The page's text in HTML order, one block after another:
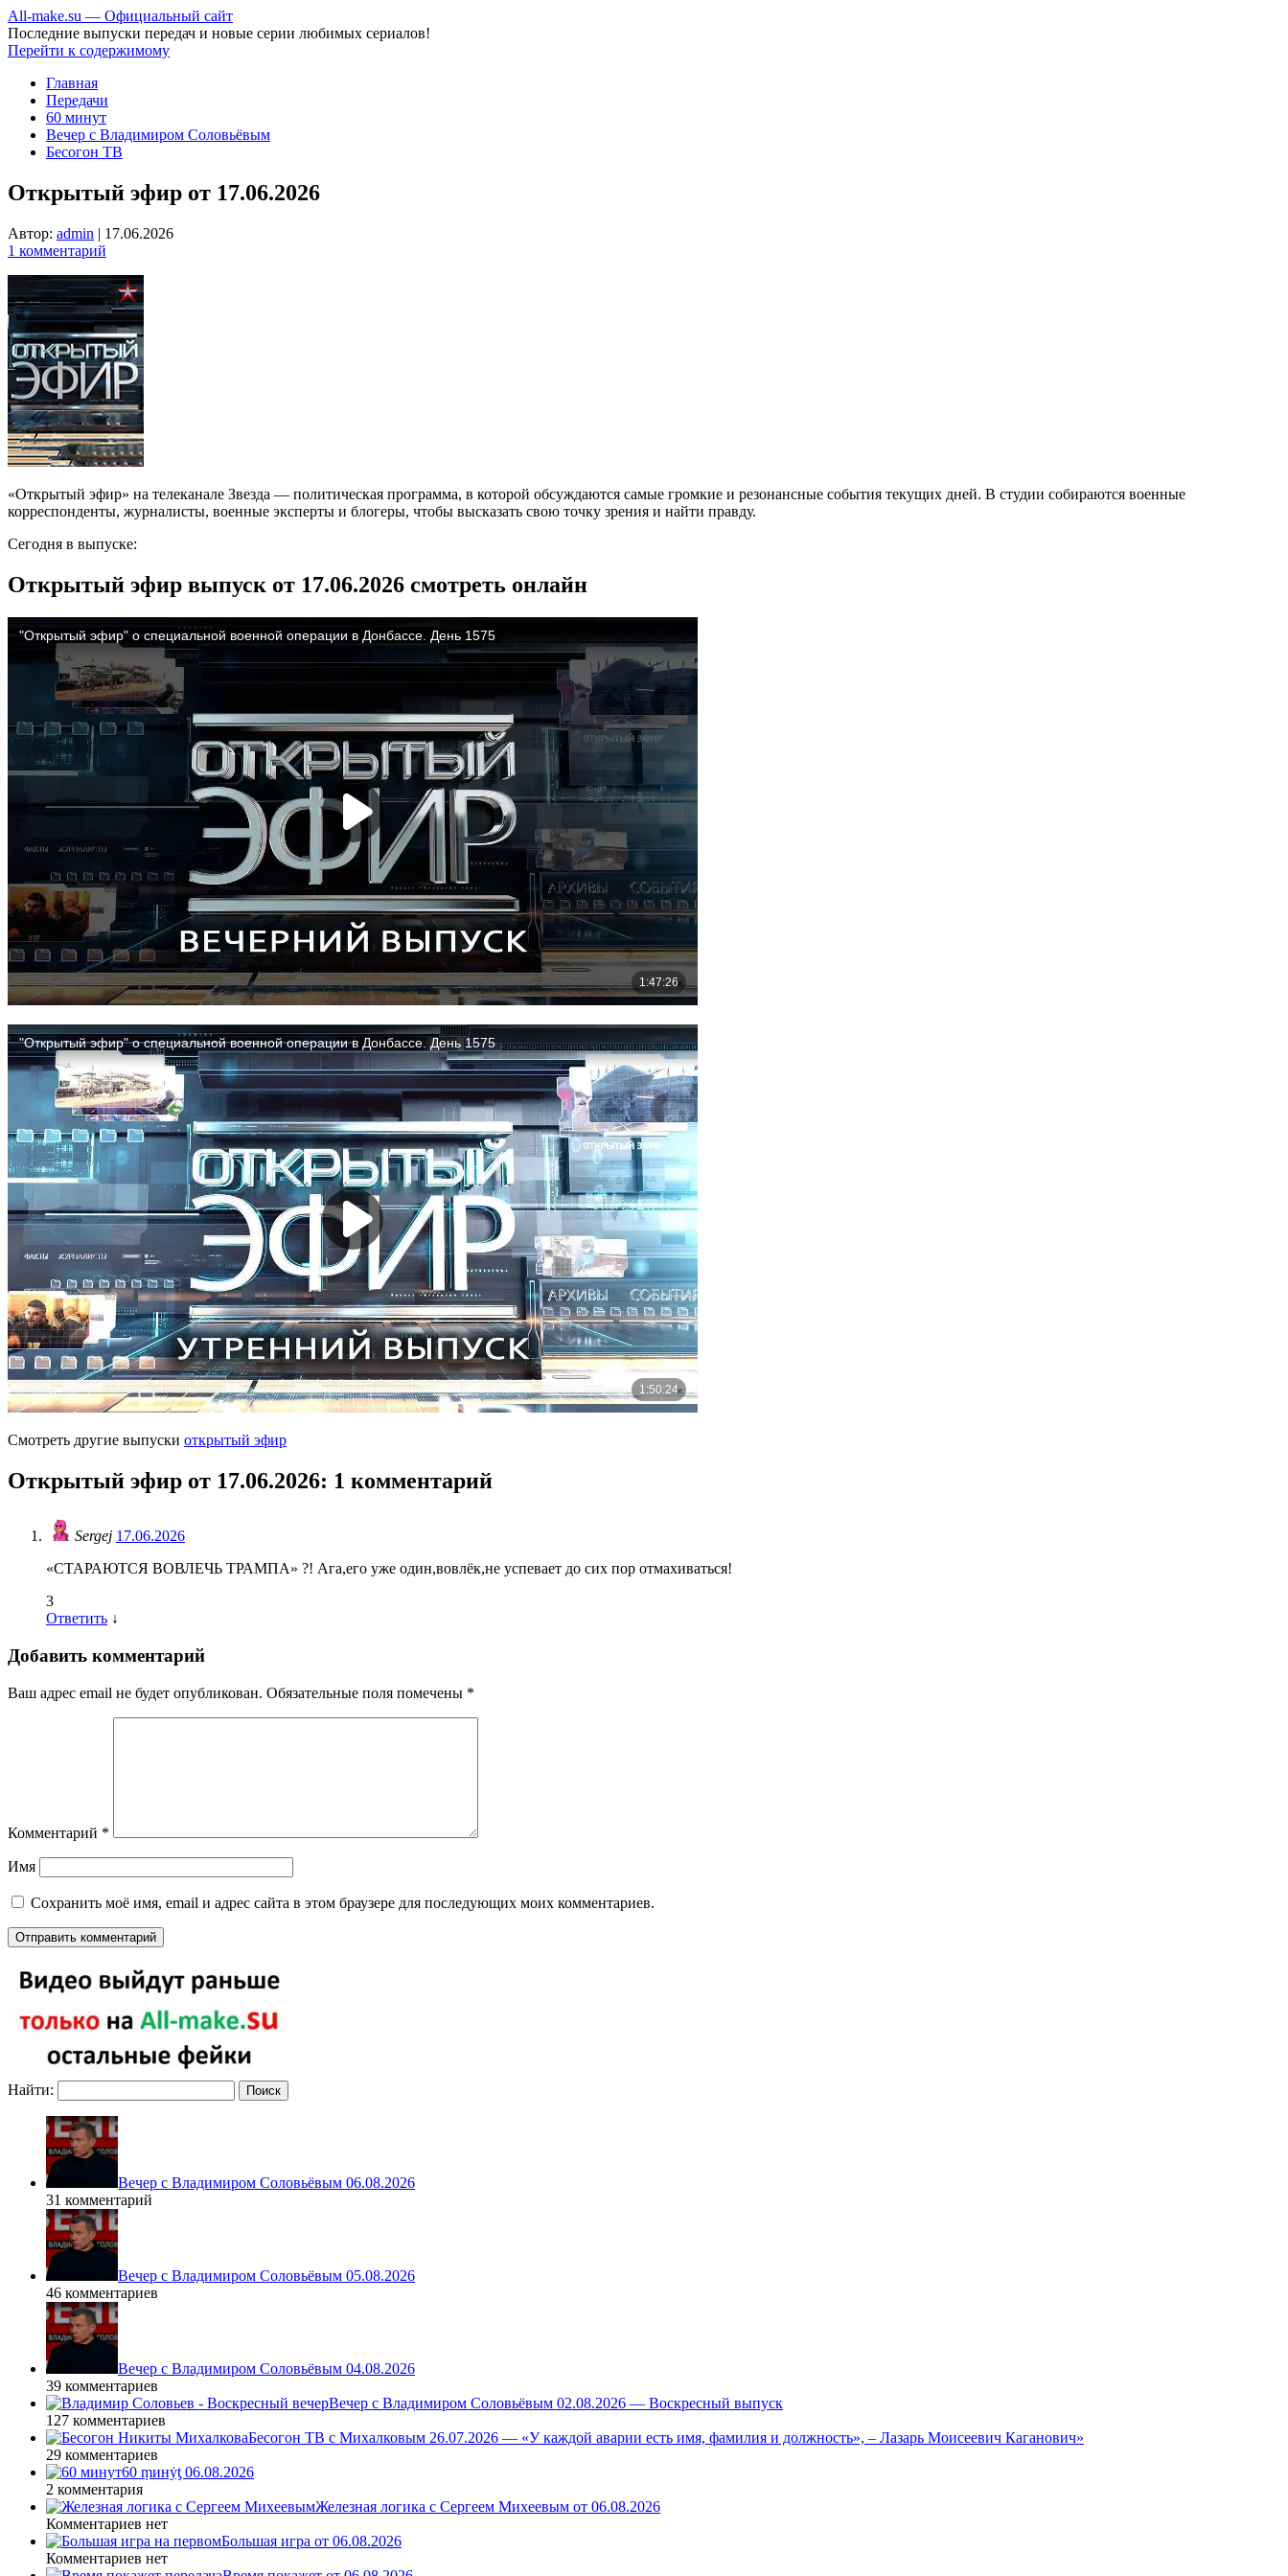
All-make.su — Официальный сайт
Последние выпуски передач и новые серии любимых сериалов!
Перейти к содержимому
Главная
Передачи
60 минут
Вечер с Владимиром Соловьёвым
Бесогон ТВ
Открытый эфир от 17.06.2026
Автор: admin | 17.06.2026
1 комментарий
«Открытый эфир» на телеканале Звезда — политическая программа, в которой обсуждаются самые громкие и резонансные события текущих дней. В студии собираются военные
корреспонденты, журналисты, военные эксперты и блогеры, чтобы высказать свою точку зрения и найти правду.
Сегодня в выпуске:
Открытый эфир выпуск от 17.06.2026 смотреть онлайн
Смотреть другие выпуски открытый эфир
Открытый эфир от 17.06.2026: 1 комментарий
Sergej 17.06.2026
«СТАРАЮТСЯ ВОВЛЕЧЬ ТРАМПА» ?! Ага,его уже один,вовлёк,не успевает до сих пор отмахиваться!
3
Ответить ↓
Добавить комментарий
Ваш адрес email не будет опубликован. Обязательные поля помечены *
Комментарий *
Имя
Сохранить моё имя, email и адрес сайта в этом браузере для последующих моих комментариев.
Найти:
Вечер с Владимиром Соловьёвым 06.08.2026
31 комментарий
Вечер с Владимиром Соловьёвым 05.08.2026
46 комментариев
Вечер с Владимиром Соловьёвым 04.08.2026
39 комментариев
Вечер с Владимиром Соловьёвым 02.08.2026 — Воскресный выпуск
127 комментариев
Бесогон ТВ с Михалковым 26.07.2026 — «У каждой аварии есть имя, фамилия и должность», – Лазарь Моисеевич Каганович»
29 комментариев
60 ṃинẏƫ 06.08.2026
2 комментария
Железная логика с Сергеем Михеевым от 06.08.2026
Комментариев нет
Большая игра от 06.08.2026
Комментариев нет